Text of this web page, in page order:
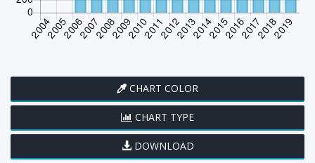
CHART COLOR
CHART TYPE
DOWNLOAD